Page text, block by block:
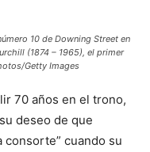
10 de Downing Street en
(1874 – 1965), el primer
Getty Images
70 años en el trono,
deseo de que
consorte” cuando su